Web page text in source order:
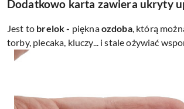
Dodatkowo karta zawiera ukryty
Jest to brelok - pięknaozdoba, którą
torby, plecaka, kluczy... i stale ożywiać